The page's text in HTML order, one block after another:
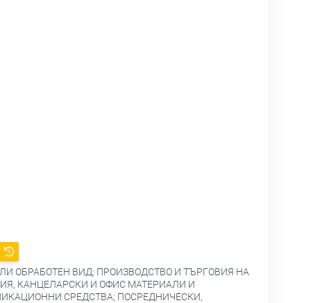
ОБРАБОТЕН ВИД; ПРОИЗВОДСТВО И ТЪРГОВИЯ НА
КАНЦЕЛАРСКИ И ОФИС МАТЕРИАЛИ И
СРЕДСТВА; ПОСРЕДНИЧЕСКИ,